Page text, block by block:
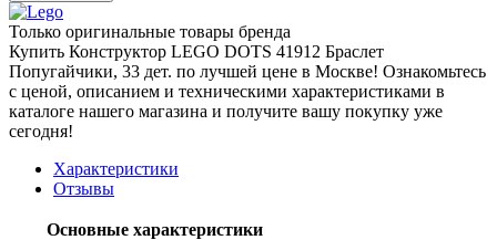
Только оригинальные товары бренда
Купить Конструктор LEGO DOTS 41912 Браслет
Попугайчики, 33 дет. по лучшей цене в Москве! Ознакомьтесь
с ценой, описанием и техническими характеристиками в
каталоге нашего магазина и получите вашу покупку уже
сегодня!
Характеристики
Отзывы
Основные характеристики